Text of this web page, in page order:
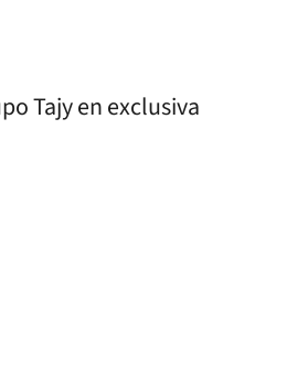
Tajy en exclusiva